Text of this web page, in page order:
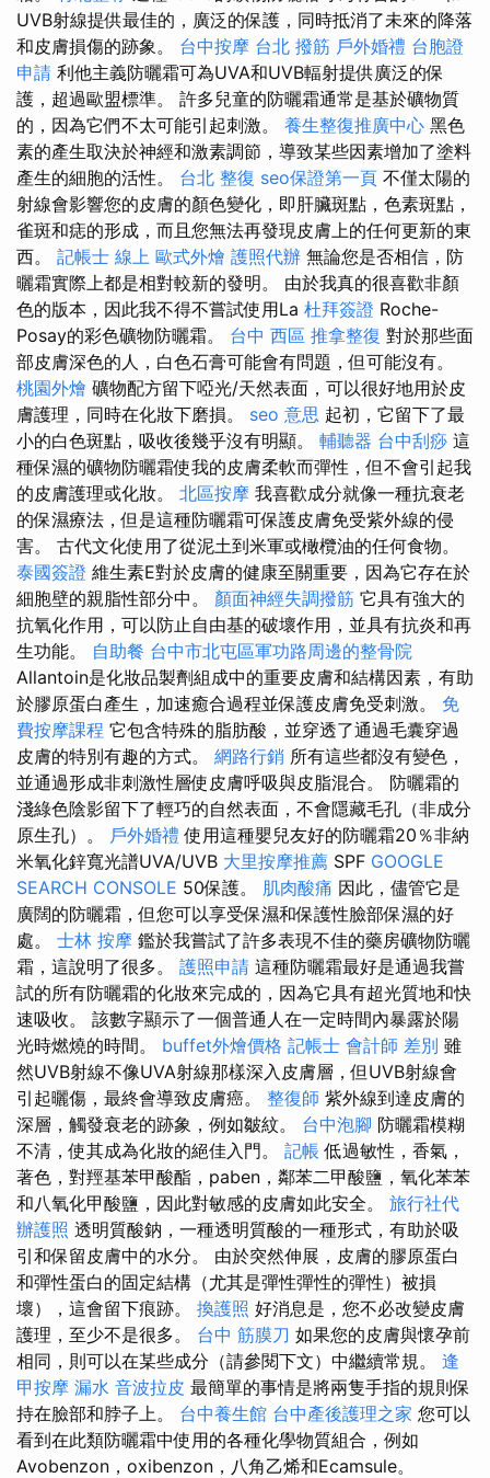
UVB射線提供最佳的，廣泛的保護，同時抵消了未來的降落
和皮膚損傷的跡象。 台中按摩 台北 撥筋 戶外婚禮 台胞證
申請 利他主義防曬霜可為UVA和UVB輻射提供廣泛的保
護，超過歐盟標準。 許多兒童的防曬霜通常是基於礦物質
的，因為它們不太可能引起刺激。 養生整復推廣中心 黑色
素的產生取決於神經和激素調節，導致某些因素增加了塗料
產生的細胞的活性。 台北 整復 seo保證第一頁 不僅太陽的
射線會影響您的皮膚的顏色變化，即肝臟斑點，色素斑點，
雀斑和痣的形成，而且您無法再發現皮膚上的任何更新的東
西。 記帳士 線上 歐式外燴 護照代辦 無論您是否相信，防
曬霜實際上都是相對較新的發明。 由於我真的很喜歡非顏
色的版本，因此我不得不嘗試使用La 杜拜簽證 Roche-
Posay的彩色礦物防曬霜。 台中 西區 推拿整復 對於那些面
部皮膚深色的人，白色石膏可能會有問題，但可能沒有。
桃園外燴 礦物配方留下啞光/天然表面，可以很好地用於皮
膚護理，同時在化妝下磨損。 seo 意思 起初，它留下了最
小的白色斑點，吸收後幾乎沒有明顯。 輔聽器 台中刮痧 這
種保濕的礦物防曬霜使我的皮膚柔軟而彈性，但不會引起我
的皮膚護理或化妝。 北區按摩 我喜歡成分就像一種抗衰老
的保濕療法，但是這種防曬霜可保護皮膚免受紫外線的侵
害。 古代文化使用了從泥土到米軍或橄欖油的任何食物。
泰國簽證 維生素E對於皮膚的健康至關重要，因為它存在於
細胞壁的親脂性部分中。 顏面神經失調撥筋 它具有強大的
抗氧化作用，可以防止自由基的破壞作用，並具有抗炎和再
生功能。 自助餐 台中市北屯區軍功路周邊的整骨院
Allantoin是化妝品製劑組成中的重要皮膚和結構因素，有助
於膠原蛋白產生，加速癒合過程並保護皮膚免受刺激。 免
費按摩課程 它包含特殊的脂肪酸，並穿透了通過毛囊穿過
皮膚的特別有趣的方式。 網路行銷 所有這些都沒有變色，
並通過形成非刺激性層使皮膚呼吸與皮脂混合。 防曬霜的
淺綠色陰影留下了輕巧的自然表面，不會隱藏毛孔（非成分
原生孔）。 戶外婚禮 使用這種嬰兒友好的防曬霜20％非納
米氧化鋅寬光譜UVA/UVB 大里按摩推薦 SPF GOOGLE
SEARCH CONSOLE 50保護。 肌肉酸痛 因此，儘管它是
廣闊的防曬霜，但您可以享受保濕和保護性臉部保濕的好
處。 士林 按摩 鑑於我嘗試了許多表現不佳的藥房礦物防曬
霜，這說明了很多。 護照申請 這種防曬霜最好是通過我嘗
試的所有防曬霜的化妝來完成的，因為它具有超光質地和快
速吸收。 該數字顯示了一個普通人在一定時間內暴露於陽
光時燃燒的時間。 buffet外燴價格 記帳士 會計師 差別 雖
然UVB射線不像UVA射線那樣深入皮膚層，但UVB射線會
引起曬傷，最終會導致皮膚癌。 整復師 紫外線到達皮膚的
深層，觸發衰老的跡象，例如皺紋。 台中泡腳 防曬霜模糊
不清，使其成為化妝的絕佳入門。 記帳 低過敏性，香氣，
著色，對羥基苯甲酸酯，paben，鄰苯二甲酸鹽，氧化苯苯
和八氧化甲酸鹽，因此對敏感的皮膚如此安全。 旅行社代
辦護照 透明質酸鈉，一種透明質酸的一種形式，有助於吸
引和保留皮膚中的水分。 由於突然伸展，皮膚的膠原蛋白
和彈性蛋白的固定結構（尤其是彈性彈性的彈性）被損
壞），這會留下痕跡。 換護照 好消息是，您不必改變皮膚
護理，至少不是很多。 台中 筋膜刀 如果您的皮膚與懷孕前
相同，則可以在某些成分（請參閱下文）中繼續常規。 逢
甲按摩 漏水 音波拉皮 最簡單的事情是將兩隻手指的規則保
持在臉部和脖子上。 台中養生館 台中產後護理之家 您可以
看到在此類防曬霜中使用的各種化學物質組合，例如
Avobenzon，oxibenzon，八角乙烯和Ecamsule。